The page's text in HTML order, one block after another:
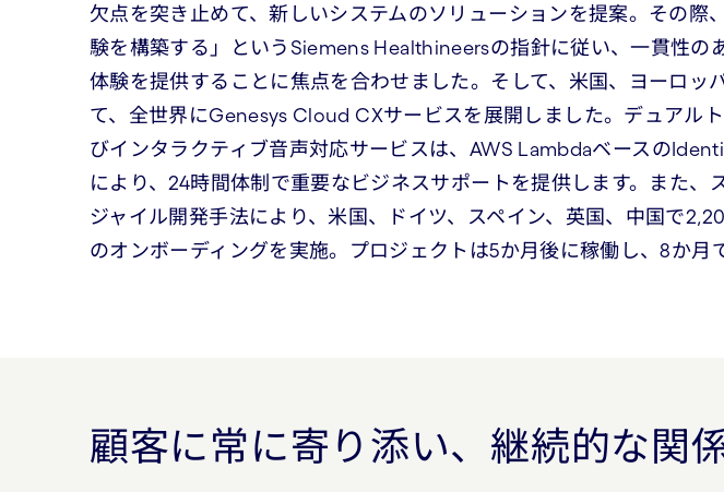
欠点を突き止めて、新しいシステムのソリューションを提案。その際
験を構築する」というSiemens Healthineersの指針に従い、一貫性の
体験を提供することに焦点を合わせました。そして、米国、ヨーロッ
て、全世界にGenesys Cloud CXサービスを展開しました。デュアル
びインタラクティブ音声対応サービスは、AWS Lambdaベースの
により、24時間体制で重要なビジネスサポートを提供します。また、
ジャイル開発手法により、米国、ドイツ、スペイン、英国、中国で
のオンボーディングを実施。プロジェクトは5か月後に稼働し、8か月
顧客に常に寄り添い、継続的な関